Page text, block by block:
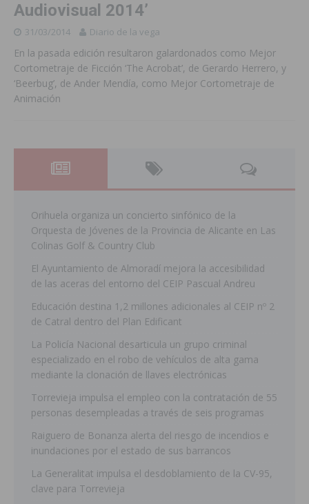
Audiovisual 2014’
31/03/2014 Diario de la vega
En la pasada edición resultaron galardonados como Mejor
Cortometraje de Ficción ‘The Acrobat’, de Gerardo Herrero, y
‘Beerbug’, de Ander Mendía, como Mejor Cortometraje de
Animación
Orihuela organiza un concierto sinfónico de la
Orquesta de Jóvenes de la Provincia de Alicante en Las
Colinas Golf & Country Club
El Ayuntamiento de Almoradí mejora la accesibilidad
de las aceras del entorno del CEIP Pascual Andreu
Educación destina 1,2 millones adicionales al CEIP nº 2
de Catral dentro del Plan Edificant
La Policía Nacional desarticula un grupo criminal
especializado en el robo de vehículos de alta gama
mediante la clonación de llaves electrónicas
Torrevieja impulsa el empleo con la contratación de 55
personas desempleadas a través de seis programas
Raiguero de Bonanza alerta del riesgo de incendios e
inundaciones por el estado de sus barrancos
La Generalitat impulsa el desdoblamiento de la CV-95,
clave para Torrevieja